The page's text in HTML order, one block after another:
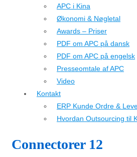
APC i Kina
Økonomi & Nøgletal
Awards – Priser
PDF om APC på dansk
PDF om APC på engelsk
Presseomtale af APC
Video
Kontakt
ERP Kunde Ordre &
Hvordan Outsourcing til
Connectorer 12